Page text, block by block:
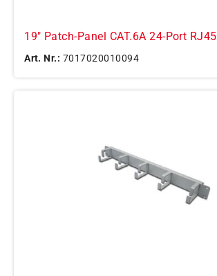
19" Patch-Panel CAT.6A 24-Port RJ45
Art. Nr.: 7017020010094